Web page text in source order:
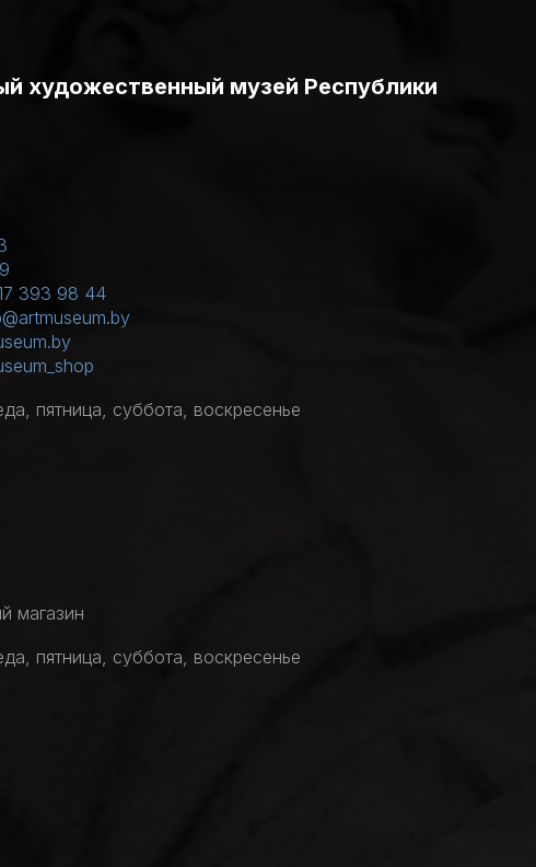
художественный музей Республики
393 98 44
пятница, суббота, воскресенье
магазин
пятница, суббота, воскресенье